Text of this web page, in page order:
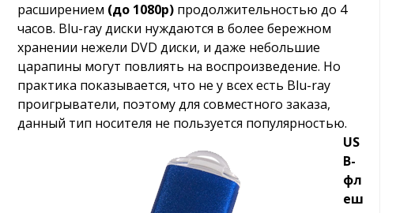
расширением (до 1080p) продолжительностью до 4
часов. Blu-ray диски нуждаются в более бережном
хранении нежели DVD диски, и даже небольшие
царапины могут повлиять на воспроизведение. Но
практика показывается, что не у всех есть Blu-ray
проигрыватели, поэтому для совместного заказа,
данный тип носителя не пользуется популярностью.
US
B-
фл
еш